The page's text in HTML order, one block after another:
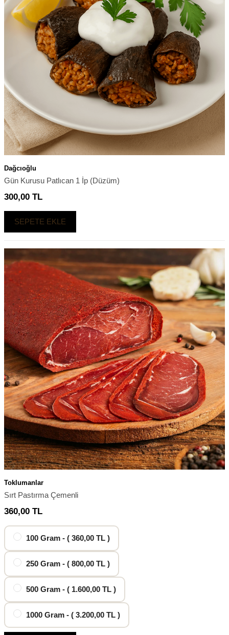
Dağcıoğlu
Gün Kurusu Patlıcan 1 İp (Düzüm)
300,00 TL
SEPETE EKLE
Toklumanlar
Sırt Pastırma Çemenli
360,00 TL
100 Gram - ( 360,00 TL )
250 Gram - ( 800,00 TL )
500 Gram - ( 1.600,00 TL )
1000 Gram - ( 3.200,00 TL )